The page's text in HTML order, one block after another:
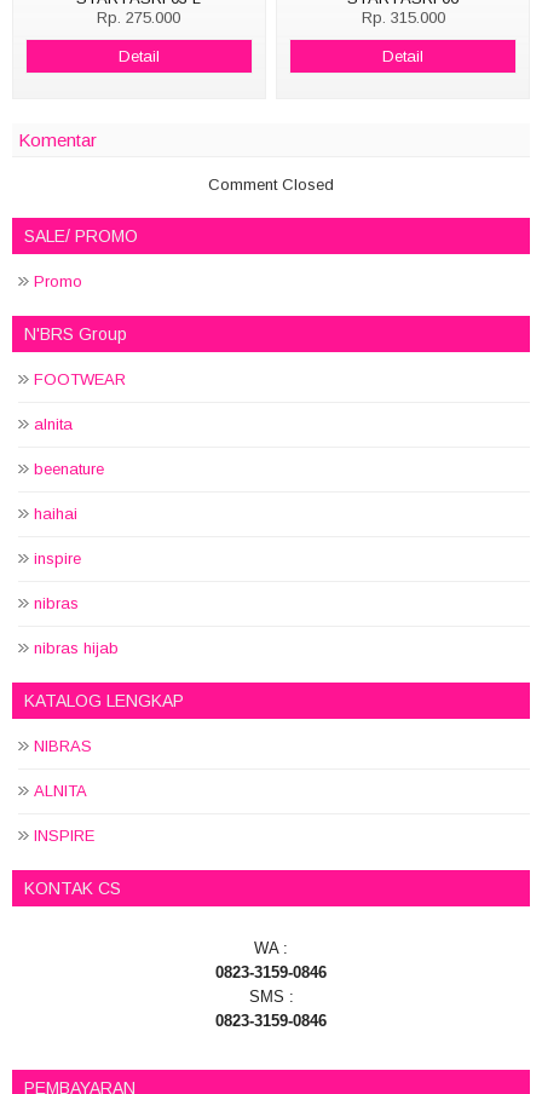
Rp. 275.000
Detail
Rp. 315.000
Detail
Komentar
Comment Closed
SALE/ PROMO
Promo
N'BRS Group
FOOTWEAR
alnita
beenature
haihai
inspire
nibras
nibras hijab
KATALOG LENGKAP
NIBRAS
ALNITA
INSPIRE
KONTAK CS
WA :
0823-3159-0846
SMS :
0823-3159-0846
PEMBAYARAN